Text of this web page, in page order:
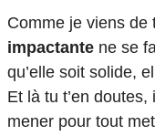
Comme je viens de
impactante ne se
qu’elle soit solide,
Et là tu t’en
mener pour tout